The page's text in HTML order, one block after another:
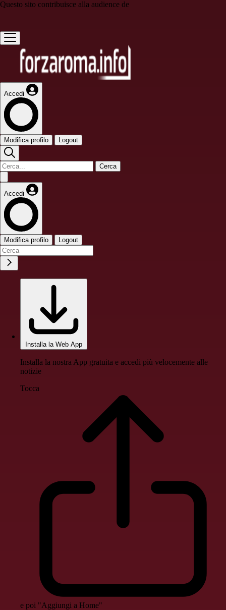
Questo sito contribuisce alla audience de
Accedi
Modifica profilo Logout
Cerca
Accedi
Modifica profilo Logout
Installa la Web App
Installa la nostra App gratuita e accedi più velocemente alle
notizie
Tocca
e poi "Aggiungi a Home"